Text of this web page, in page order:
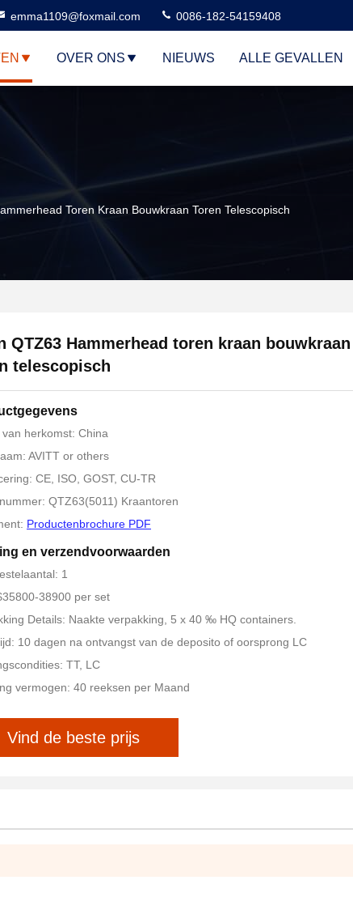
emma1109@foxmail.com 0086-182-54159408
OVER ONS NIEUWS ALLE GEVALLEN
Toren Kraan Bouwkraan Toren Telescopisch
QTZ63 Hammerhead toren kraan bouwkraan
telescopisch
van herkomst: China
AVITT or others
CE, ISO, GOST, CU-TR
QTZ63(5011) Kraantoren
Productenbrochure PDF
en verzendvoorwaarden
1
38900 per set
Details: Naakte verpakking, 5 x 40 ‰ HQ containers.
10 dagen na ontvangst van de deposito of oorsprong LC
TT, LC
vermogen: 40 reeksen per Maand
Vind de beste prijs